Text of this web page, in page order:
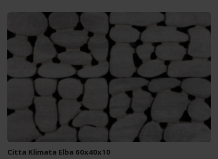
Citta Klimata Elba 60x40x10